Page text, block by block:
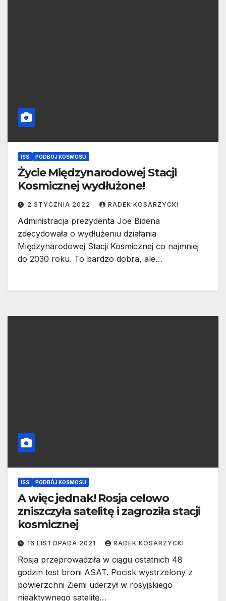
ISS PODBÓJ KOSMOSU
Życie Międzynarodowej Stacji
Kosmicznej wydłużone!
2 STYCZNIA 2022 RADEK KOSARZYCKI
Administracja prezydenta Joe Bidena
zdecydowała o wydłużeniu działania
Międzynarodowej Stacji Kosmicznej co najmniej
do 2030 roku. To bardzo dobra, ale…
ISS PODBÓJ KOSMOSU
A więc jednak! Rosja celowo
zniszczyła satelitę i zagroziła stacji
kosmicznej
16 LISTOPADA 2021 RADEK KOSARZYCKI
Rosja przeprowadziła w ciągu ostatnich 48
godzin test broni ASAT. Pocisk wystrzelony z
powierzchni Ziemi uderzył w rosyjskiego
nieaktywnego satelitę…